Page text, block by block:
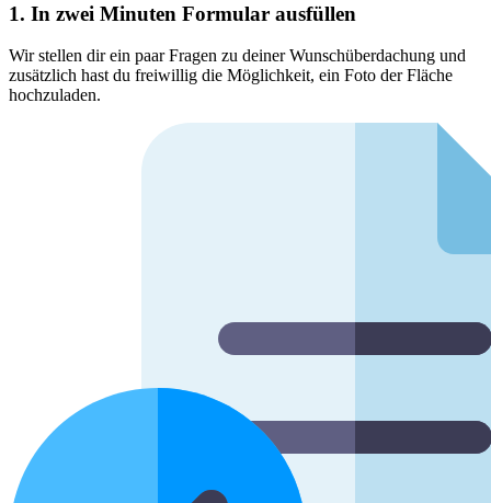
1. In zwei Minuten Formular ausfüllen
Wir stellen dir ein paar Fragen zu deiner Wunschüberdachung und
zusätzlich hast du freiwillig die Möglichkeit, ein Foto der Fläche
hochzuladen.